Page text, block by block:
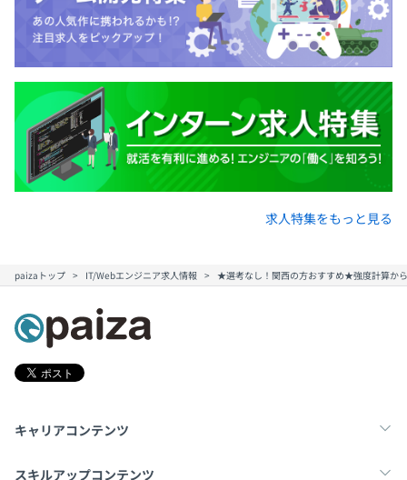
求人特集をもっと見る
paizaトップ IT/Webエンジニア求人情報 ★選考なし！関西の方おすすめ★強度計算か
キャリアコンテンツ
転職・キャリア
スキルアップコンテンツ